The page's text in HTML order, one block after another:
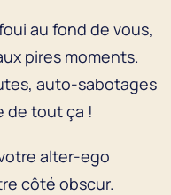
au fond de vous,
pires moments.
auto-sabotages
de tout ça !
alter-ego
côté obscur.